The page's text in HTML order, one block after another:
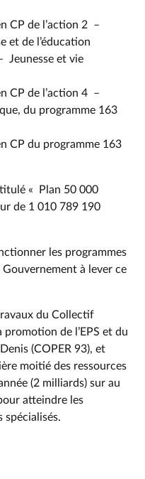
CP de l’action 2 –
et de l’éducation
Jeunesse et vie
CP de l’action 4 –
du programme 163
CP du programme 163
« Plan 50 000
de 1 010 789 190
les programmes
à lever ce
du Collectif
de l’EPS et du
(COPER 93), et
moitié des ressources
(2 milliards) sur au
atteindre les
spécialisés.